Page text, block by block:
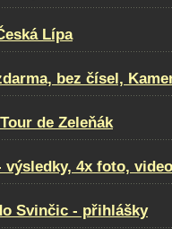
Lípa
bez čísel,
de Zeleňák
výsledky, 4x foto,
Svinčic - přihlášky